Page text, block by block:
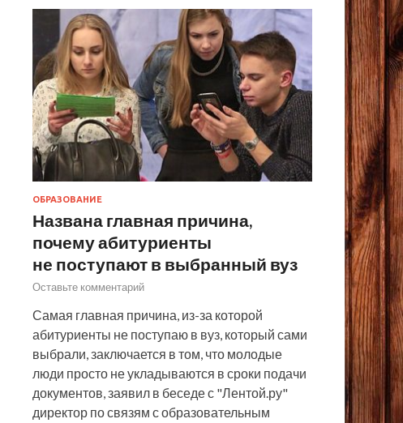
ОБРАЗОВАНИЕ
Названа главная причина,
почему абитуриенты
не поступают в выбранный вуз
Оставьте комментарий
Самая главная причина, из-за которой
абитуриенты не поступаю в вуз, который сами
выбрали, заключается в том, что молодые
люди просто не укладываются в сроки подачи
документов, заявил в беседе с "Лентой.ру"
директор по связям с образовательным